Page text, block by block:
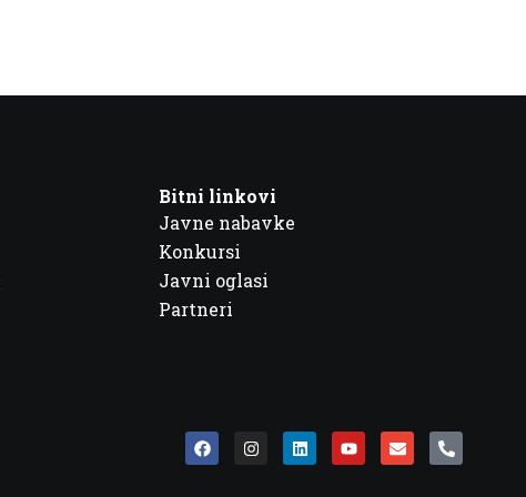
Bitni linkovi
Javne nabavke
Konkursi
Javni oglasi
Partneri